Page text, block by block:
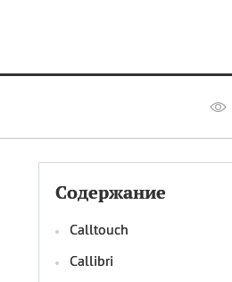
Содержание
Calltouch
Callibri